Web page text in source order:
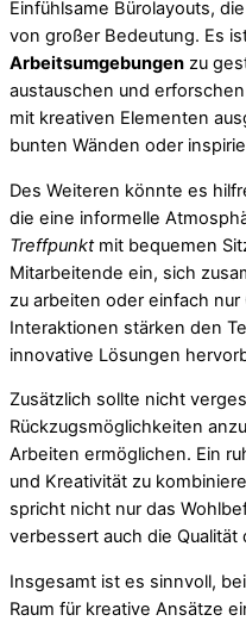
Einfühlsame Bürolayouts,
von großer Bedeutung. Es
Arbeitsumgebungen zu
austauschen und
mit kreativen Elementen
bunten Wänden oder
Des Weiteren könnte es
die eine informelle
Treffpunktmit bequemen
Mitarbeitende ein, sich
zu arbeiten oder einfach
Interaktionen stärken den
innovative Lösungen
Zusätzlich sollte nicht
Rückzugsmöglichkeiten
Arbeiten ermöglichen. Ein
und Kreativität zu
spricht nicht nur das
verbessert auch die
Insgesamt ist es sinnvoll,
Raum für kreative Ansätze